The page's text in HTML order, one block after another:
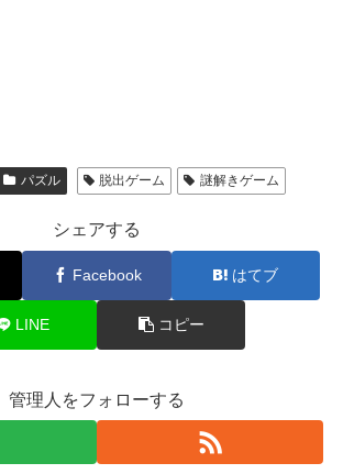
パズル 脱出ゲーム 謎解きゲーム
シェアする
Facebook はてブ
LINE コピー
管理人をフォローする